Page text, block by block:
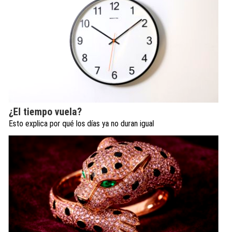
¿El tiempo vuela?
Esto explica por qué los días ya no duran igual